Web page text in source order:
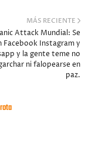
MÁS RECIENTE
Attack Mundial: Se
Facebook Instagram y
y la gente teme no
ni falopearse en
paz.